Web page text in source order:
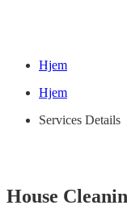
Hjem
Hjem
Services Details
House